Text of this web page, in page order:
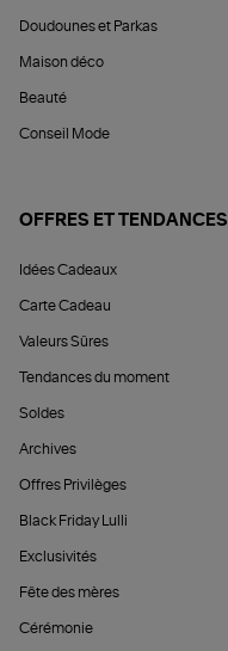
Doudounes et Parkas
Maison déco
Beauté
Conseil Mode
OFFRES ET TENDANCES
Idées Cadeaux
Carte Cadeau
Valeurs Sûres
Tendances du moment
Soldes
Archives
Offres Privilèges
Black Friday Lulli
Exclusivités
Fête des mères
Cérémonie